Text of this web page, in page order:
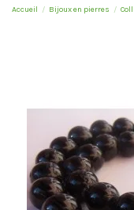
Accueil Bijoux en pierres